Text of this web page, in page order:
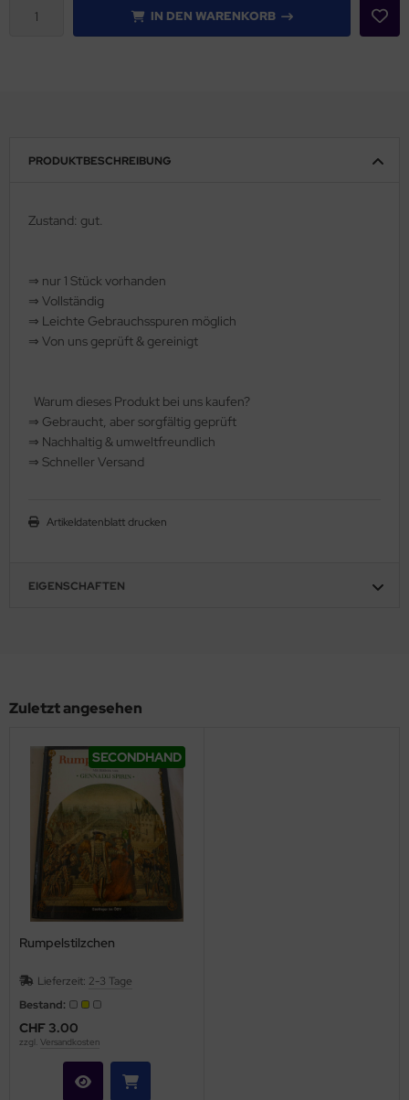
IN DEN WARENKORB
PRODUKTBESCHREIBUNG
Zustand: gut.
⇒ nur 1 Stück vorhanden
⇒ Vollständig
⇒ ️ Leichte Gebrauchsspuren möglich
⇒ Von uns geprüft & gereinigt
Warum dieses Produkt bei uns kaufen?
⇒ ️ Gebraucht, aber sorgfältig geprüft
⇒ ️ Nachhaltig & umweltfreundlich
⇒ ️ Schneller Versand
Artikeldatenblatt drucken
EIGENSCHAFTEN
Zuletzt angesehen
SECONDHAND
Rumpelstilzchen
Lieferzeit: 2-3 Tage
Bestand:
CHF 3.00
zzgl. Versandkosten
Spielsachen
/ Werken
/ Lernen